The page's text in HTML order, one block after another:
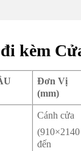
kèm
Đơn Vị
(mm)
Cánh cửa
(910×2140
đến